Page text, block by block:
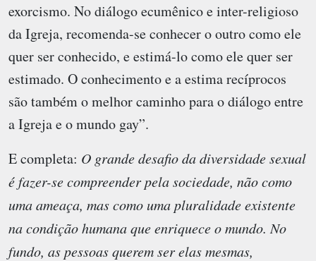
exorcismo. No diálogo ecumênico e inter-religioso
da Igreja, recomenda-se conhecer o outro como ele
quer ser conhecido, e estimá-lo como ele quer ser
estimado. O conhecimento e a estima recíprocos
são também o melhor caminho para o diálogo entre
a Igreja e o mundo gay”.
E completa: O grande desafio da diversidade sexual
é fazer-se compreender pela sociedade, não como
uma ameaça, mas como uma pluralidade existente
na condição humana que enriquece o mundo. No
fundo, as pessoas querem ser elas mesmas,